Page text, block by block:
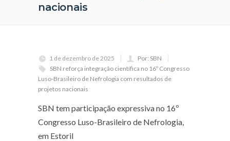
nacionais
1 de dezembro de 2025
Por: SBN
SBN reforça integração científica no 16º Congresso
Luso-Brasileiro de Nefrologia com resultados de
projetos nacionais
SBN tem participação expressiva no 16º
Congresso Luso-Brasileiro de Nefrologia,
em Estoril